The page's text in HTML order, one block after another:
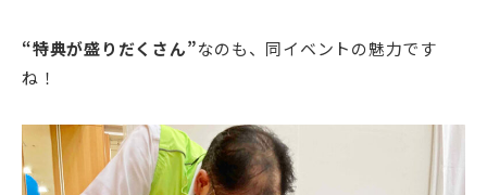
“特典が盛りだくさん”なのも、同イベントの魅力です
ね！